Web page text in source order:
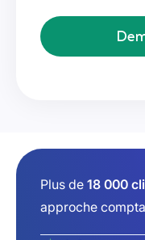
Plus de 18 000
approche